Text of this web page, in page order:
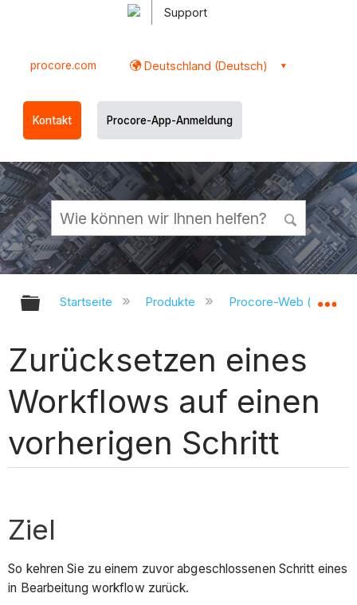
Support
procore.com Deutschland (Deutsch)
Kontakt Procore-App-Anmeldung
Globale Hierarchie auf- und
Startseite Produkte Procore-Web
Zurücksetzen eines
Workflows auf einen
vorherigen Schritt
Ziel
So kehren Sie zu einem zuvor abgeschlossenen Schritt eines
in Bearbeitung workflow zurück.